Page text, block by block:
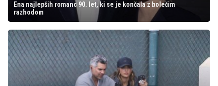
Ena najlepših romanc 90. let, ki se je končala z bolečim
razhodom